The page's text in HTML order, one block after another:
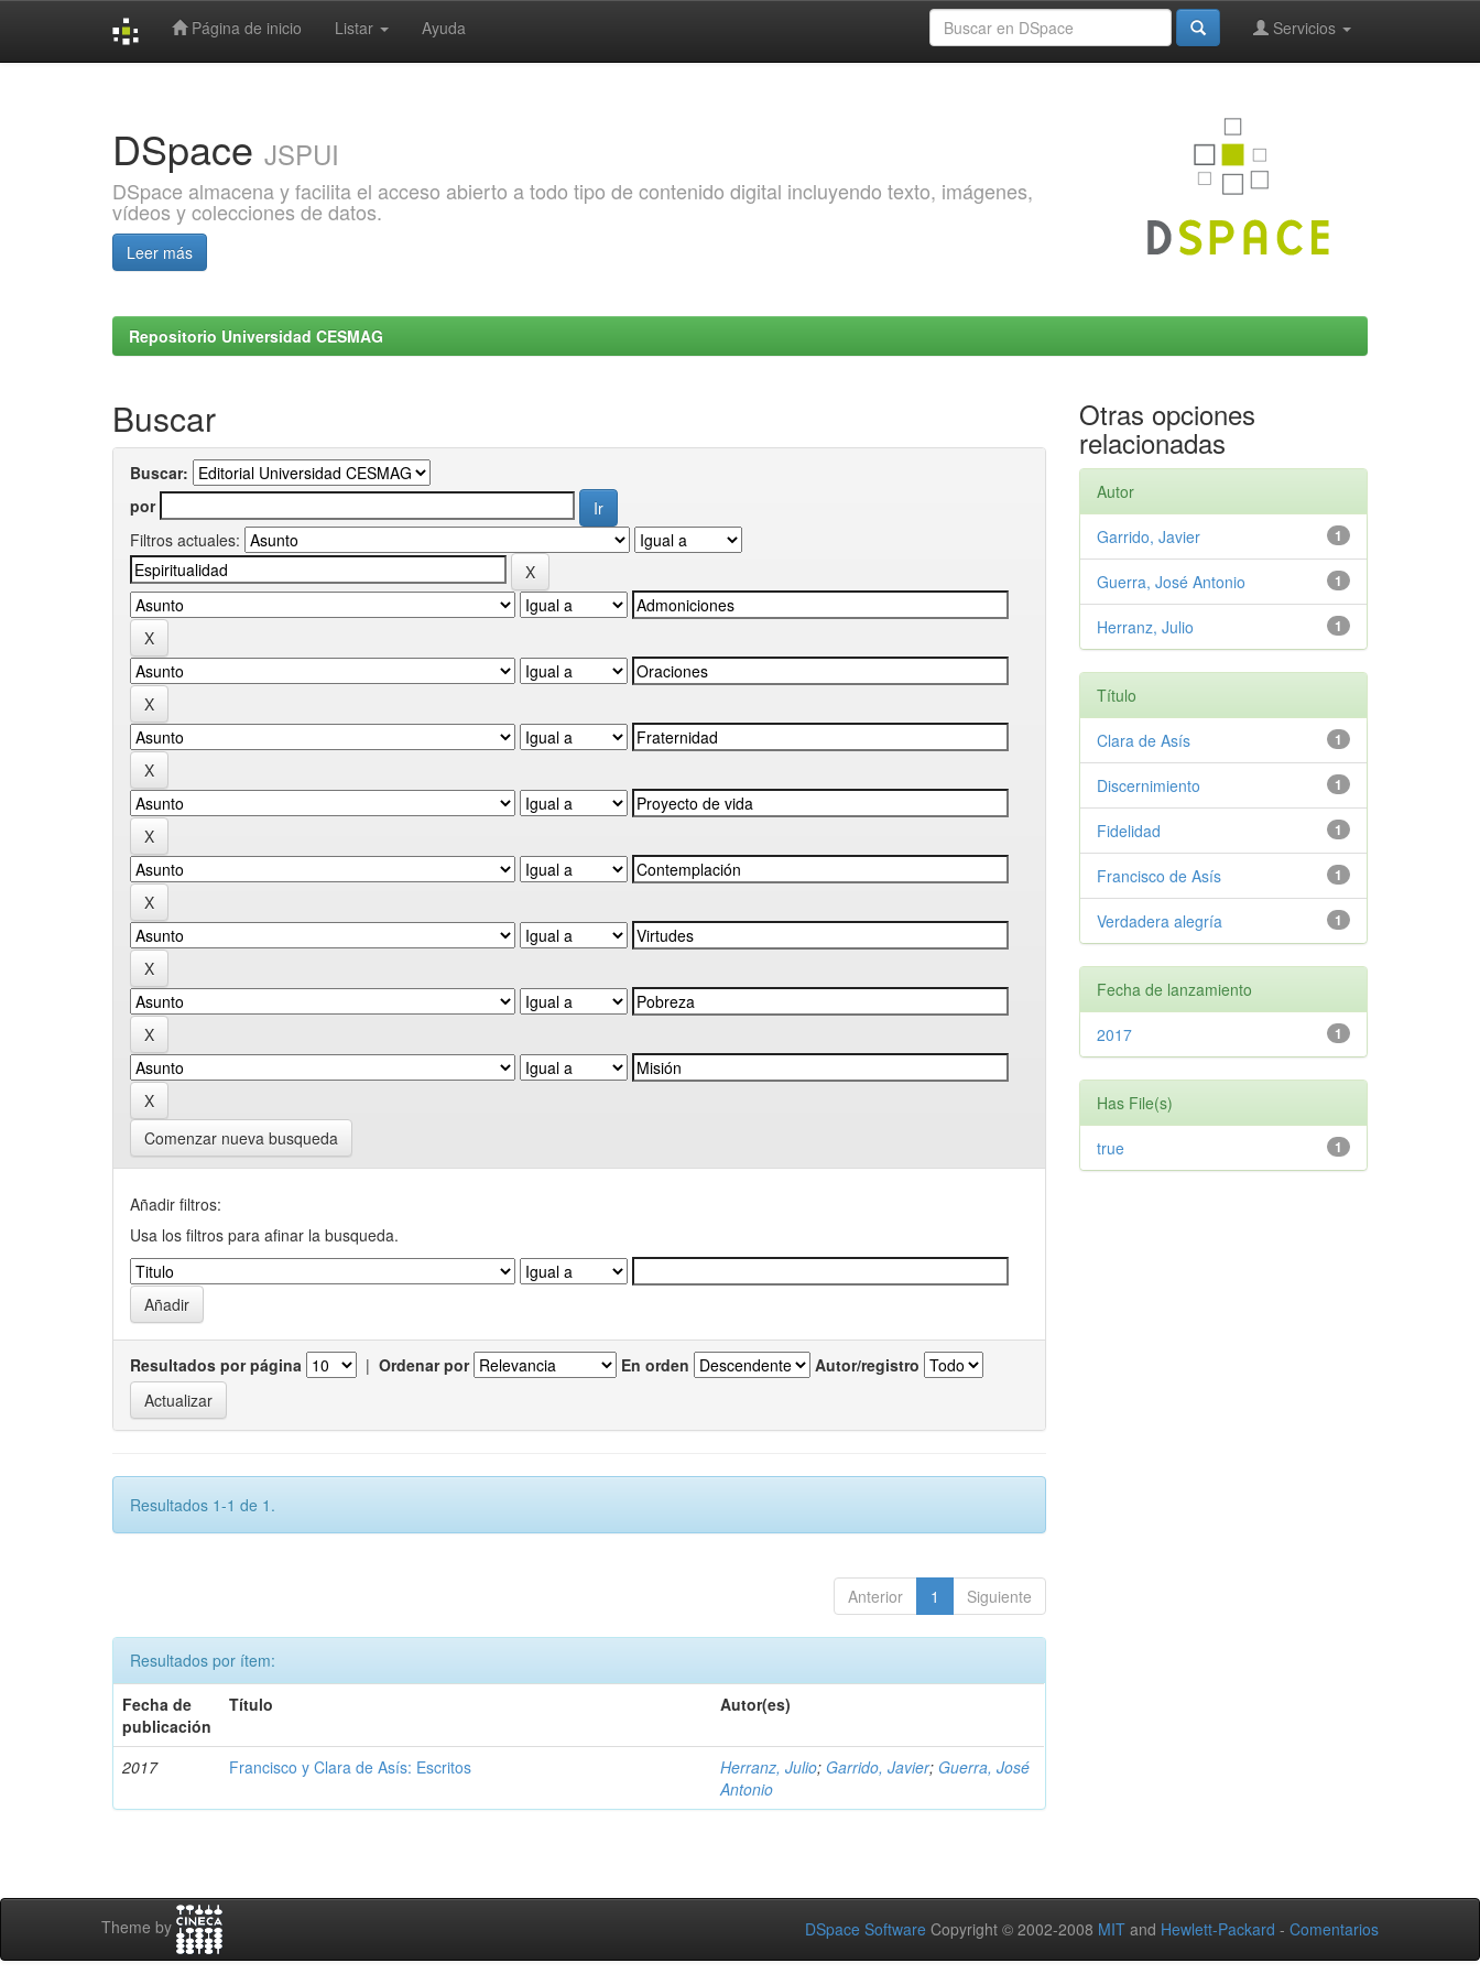
Página de inicio Listar Ayuda Servicios
DSpace JSPUI
DSpace almacena y facilita el acceso abierto a todo tipo de contenido digital incluyendo texto, imágenes,
vídeos y colecciones de datos.
Leer más
Repositorio Universidad CESMAG
Buscar
Buscar:
por
Filtros actuales:
Comenzar nueva busqueda
Añadir filtros:
Usa los filtros para afinar la busqueda.
Resultados por página | Ordenar por En orden Autor/registro
Resultados 1-1 de 1.
Anterior 1 Siguiente
Resultados por ítem:
Fecha de
publicación
Título Autor(es)
2017 Francisco y Clara de Asís: Escritos Herranz, Julio; Garrido, Javier; Guerra, José
Antonio
Otras opciones
relacionadas
Autor
1
Garrido, Javier
1
Guerra, José Antonio
1
Herranz, Julio
Título
1
Clara de Asís
1
Discernimiento
1
Fidelidad
1
Francisco de Asís
1
Verdadera alegría
Fecha de lanzamiento
1
2017
Has File(s)
1
true
Theme by DSpace Software Copyright © 2002-2008 MIT and Hewlett-Packard - Comentarios